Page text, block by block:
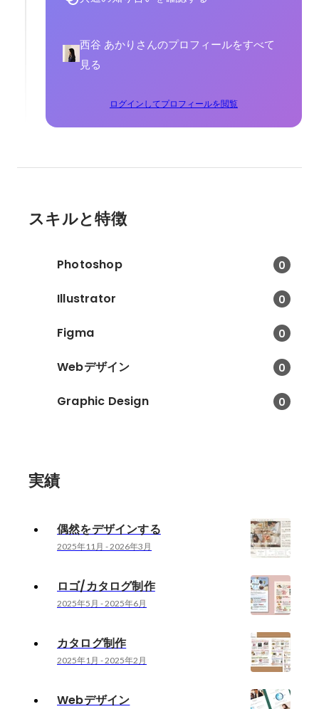
西谷 あかりさんのプロフィールをすべて
見る
ログインしてプロフィールを閲覧
スキルと特徴
Photoshop 0
Illustrator 0
Figma 0
Webデザイン 0
Graphic Design 0
実績
偶然をデザインする
2025年11月 -2026年3月
ロゴ/カタログ制作
2025年5月 -2025年6月
カタログ制作
2025年1月 -2025年2月
Webデザイン